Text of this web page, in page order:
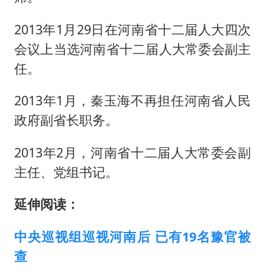
2013年1月29日在河南省十二届人大四次
会议上当选河南省十二届人大常委会副主
任。
2013年1月，秦玉海不再担任河南省人民
政府副省长职务。
2013年2月，河南省十二届人大常委会副
主任、党组书记。
延伸阅读：
中央巡视组巡视河南后 已有19名豫官被
查